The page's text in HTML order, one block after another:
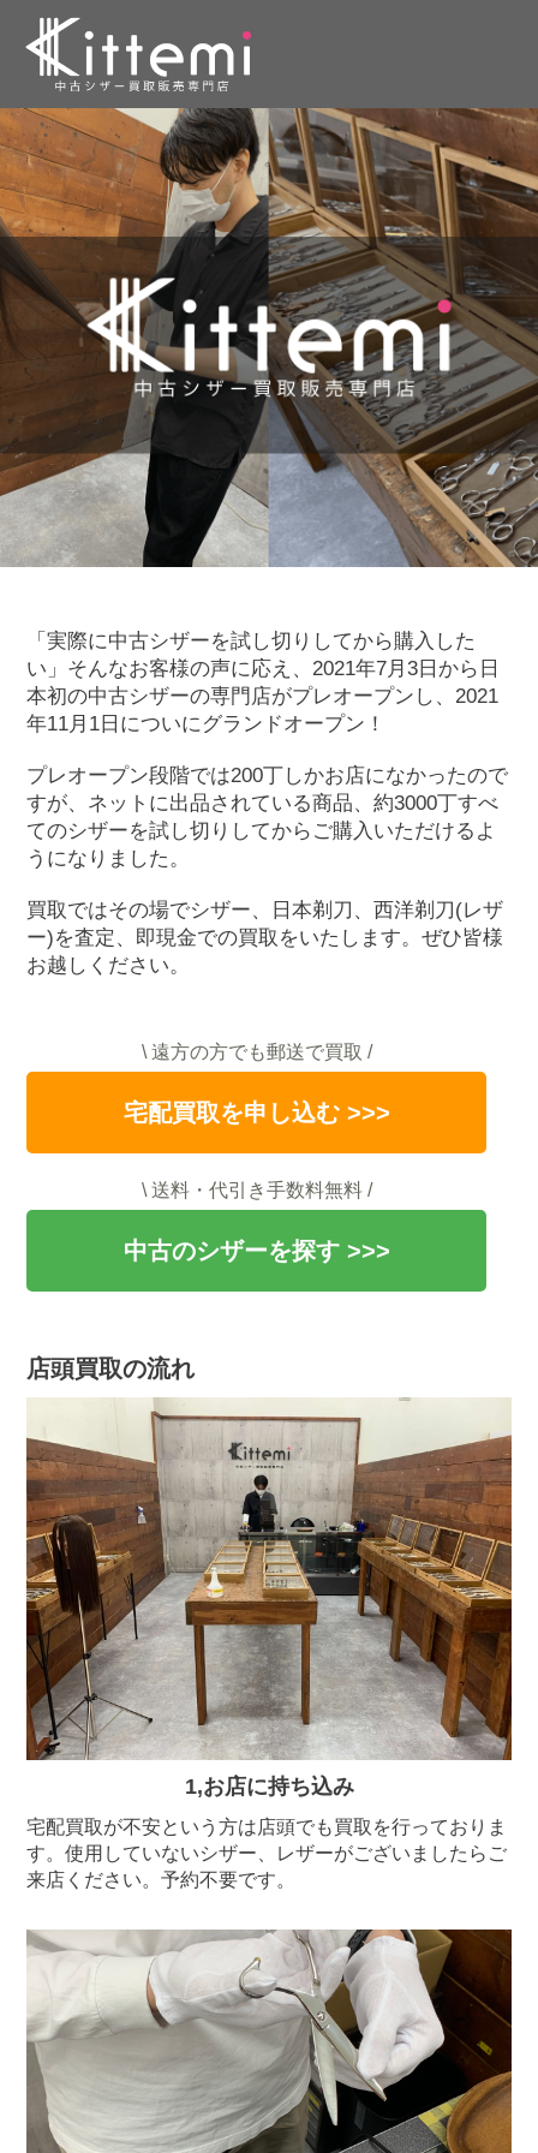
「実際に中古シザーを試し切りしてから購入した
い」そんなお客様の声に応え、2021年7月3日から日
本初の中古シザーの専門店がプレオープンし、2021
年11月1日についにグランドオープン！
プレオープン段階では200丁しかお店になかったので
すが、ネットに出品されている商品、約3000丁すべ
てのシザーを試し切りしてからご購入いただけるよ
うになりました。
買取ではその場でシザー、日本剃刀、西洋剃刀(レザ
ー)を査定、即現金での買取をいたします。ぜひ皆様
お越しください。
\ 遠方の方でも郵送で買取 /
宅配買取を申し込む >>>
\ 送料・代引き手数料無料 /
中古のシザーを探す >>>
店頭買取の流れ
1,お店に持ち込み
宅配買取が不安という方は店頭でも買取を行っておりま
す。使用していないシザー、レザーがございましたらご
来店ください。予約不要です。